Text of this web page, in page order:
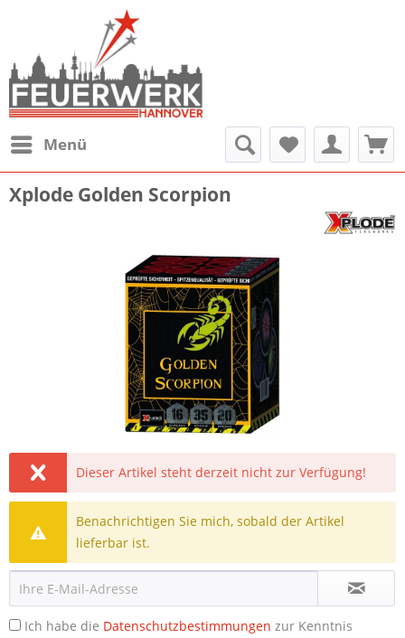
Menü
Xplode Golden Scorpion
Dieser Artikel steht derzeit nicht zur Verfügung!
Benachrichtigen Sie mich, sobald der Artikel
lieferbar ist.
Ich habe die Datenschutzbestimmungen zur Kenntnis